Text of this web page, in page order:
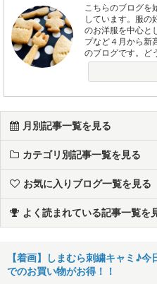
こちらのブログを
しています。服の
のお洋服を中心と
プなど４月から新
のブログです。ど
月別記事一覧を見る
カテゴリ別記事一覧を見る
お気に入りブログ一覧を見る
よく読まれている記事一覧を
【着画】しまむら刺繍キャミ♪今
でのお買い物がお得！！